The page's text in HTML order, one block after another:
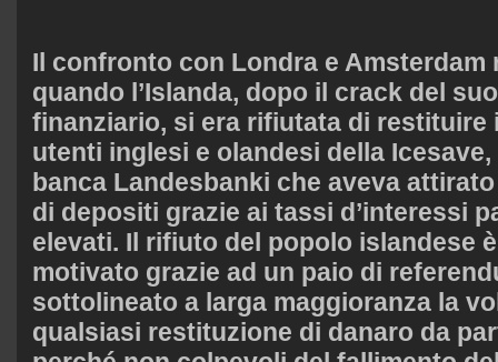
Il confronto con Londra e Amsterdam
quando l’Islanda, dopo il crack del
finanziario, si era rifiutata di restituire
utenti inglesi e olandesi della
banca Landesbanki che aveva
di depositi grazie ai tassi d’interessi
elevati. Il rifiuto del popolo islandese
motivato grazie ad un paio di
sottolineato a larga maggioranza la
qualsiasi restituzione di danaro da